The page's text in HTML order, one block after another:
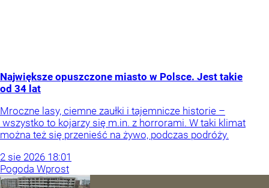
Największe opuszczone miasto w Polsce. Jest takie
od 34 lat
Mroczne lasy, ciemne zaułki i tajemnicze historie –
wszystko to kojarzy się m.in. z horrorami. W taki klimat
można też się przenieść na żywo, podczas podróży.
2 sie 2026 18:01
Pogoda Wprost